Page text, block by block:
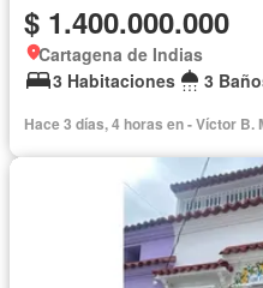
$ 1.400.000.000
Cartagena de Indias
3 Habitaciones
3
Hace 3 días, 4 horas en - Víctor B.